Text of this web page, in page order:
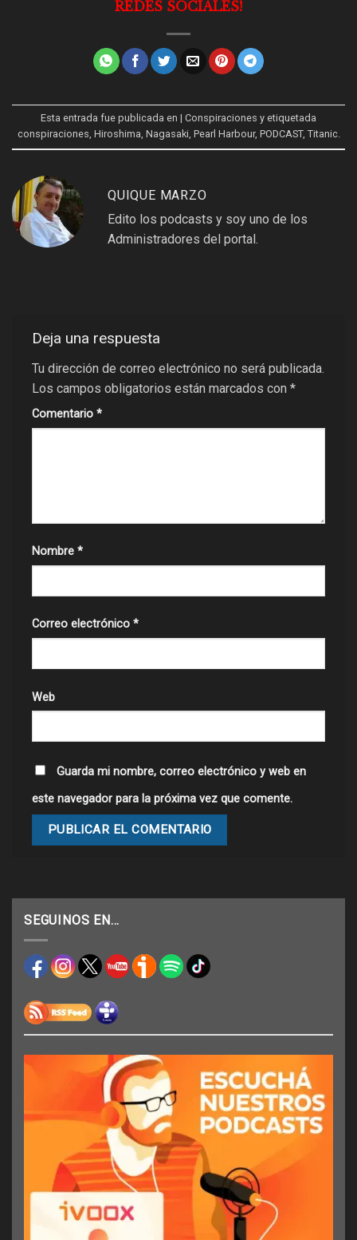
REDES SOCIALES!
Esta entrada fue publicada en | Conspiraciones y etiquetada
conspiraciones Hiroshima Nagasaki Pearl Harbour, PODCAST, Titanic
QUIQUE MARZO
Edito los podcasts y soy uno de los
Administradores del portal.
Deja una respuesta
Tu dirección de correo electrónico no será publicada.
Los campos obligatorios están marcados con *
Comentario *
Nombre *
Correo electrónico *
Web
Guarda mi nombre, correo electrónico y web en
este navegador para la próxima vez que comente.
SEGUINOS EN…